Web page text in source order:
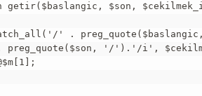
getir($baslangic, $son,
' .
'/').'/i',